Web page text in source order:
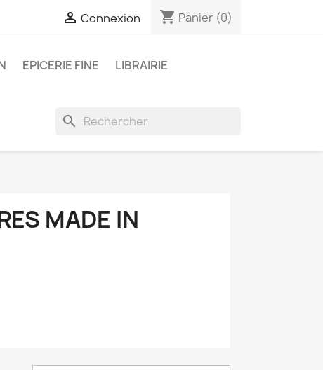
 Connexion shopping_cart Panier (0)
EPICERIE FINE
LIBRAIRIE
search
MADE IN